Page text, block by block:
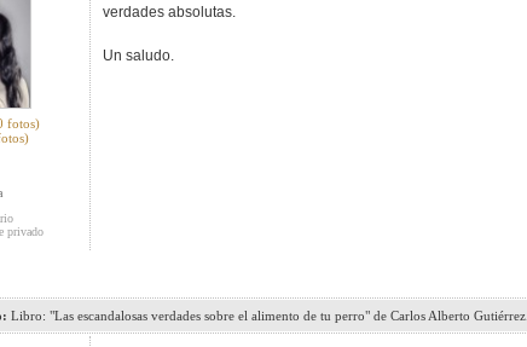
fotos)
privado
verdades absolutas.
Un saludo.
Libro: "Las escandalosas verdades sobre el alimento de tu perro" de Carlos Alberto Gutiérrez.